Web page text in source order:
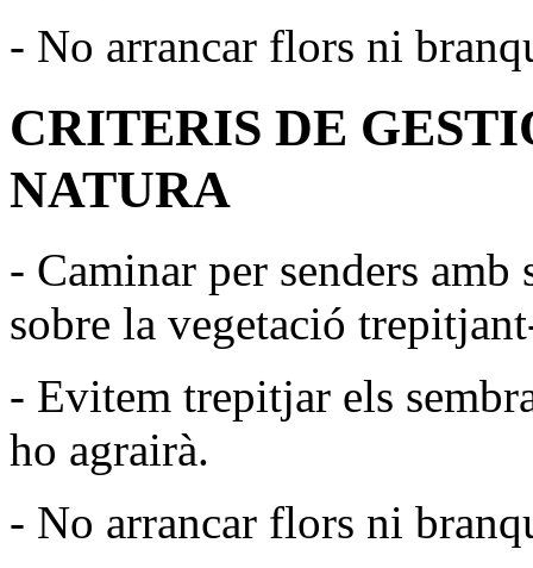
- No arrancar flors ni
CRITERIS DE
NATURA
- Caminar per senders
sobre la vegetació
- Evitem trepitjar els
ho agrairà.
- No arrancar flors ni